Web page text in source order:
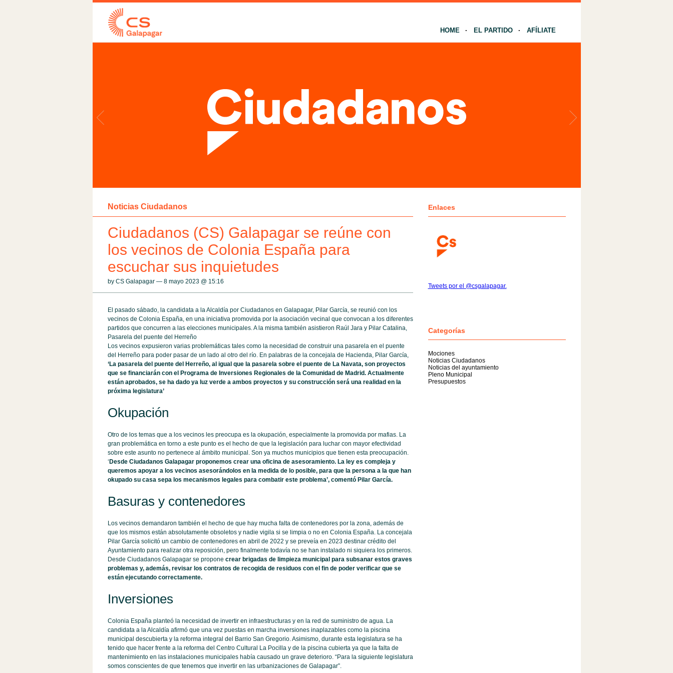
HOME EL PARTIDO AFÍLIATE
Noticias Ciudadanos
Ciudadanos (CS) Galapagar se reúne con
los vecinos de Colonia España para
escuchar sus inquietudes
by CS Galapagar — 8 mayo 2023 @ 15:16
El pasado sábado, la candidata a la Alcaldía por Ciudadanos en Galapagar, Pilar García, se reunió con los
vecinos de Colonia España, en una iniciativa promovida por la asociación vecinal que convocan a los diferentes
partidos que concurren a las elecciones municipales. A la misma también asistieron Raúl Jara y Pilar Catalina,
Pasarela del puente del Herreño
Los vecinos expusieron varias problemáticas tales como la necesidad de construir una pasarela en el puente
del Herreño para poder pasar de un lado al otro del río. En palabras de la concejala de Hacienda, Pilar García,
‘La pasarela del puente del Herreño, al igual que la pasarela sobre el puente de La Navata, son proyectos
que se financiarán con el Programa de Inversiones Regionales de la Comunidad de Madrid. Actualmente
están aprobados, se ha dado ya luz verde a ambos proyectos y su construcción será una realidad en la
próxima legislatura’
Okupación
Otro de los temas que a los vecinos les preocupa es la okupación, especialmente la promovida por mafias. La
gran problemática en torno a este punto es el hecho de que la legislación para luchar con mayor efectividad
sobre este asunto no pertenece al ámbito municipal. Son ya muchos municipios que tienen esta preocupación.
‘ Desde Ciudadanos Galapagar proponemos crear una oficina de asesoramiento. La ley es compleja y
queremos apoyar a los vecinos asesorándolos en la medida de lo posible, para que la persona a la que han
okupado su casa sepa los mecanismos legales para combatir este problema’, comentó Pilar García.
Basuras y contenedores
Los vecinos demandaron también el hecho de que hay mucha falta de contenedores por la zona, además de
que los mismos están absolutamente obsoletos y nadie vigila si se limpia o no en Colonia España. La concejala
Pilar García solicitó un cambio de contenedores en abril de 2022 y se preveía en 2023 destinar crédito del
Ayuntamiento para realizar otra reposición, pero finalmente todavía no se han instalado ni siquiera los primeros.
Desde Ciudadanos Galapagar se propone crear brigadas de limpieza municipal para subsanar estos graves
problemas y, además, revisar los contratos de recogida de residuos con el fin de poder verificar que se
están ejecutando correctamente.
Inversiones
Colonia España planteó la necesidad de invertir en infraestructuras y en la red de suministro de agua. La
candidata a la Alcaldía afirmó que una vez puestas en marcha inversiones inaplazables como la piscina
municipal descubierta y la reforma integral del Barrio San Gregorio. Asimismo, durante esta legislatura se ha
tenido que hacer frente a la reforma del Centro Cultural La Pocilla y de la piscina cubierta ya que la falta de
mantenimiento en las instalaciones municipales había causado un grave deterioro. “Para la siguiente legislatura
somos conscientes de que tenemos que invertir en las urbanizaciones de Galapagar”.
Enlaces
Tweets por el @csgalapagar.
Categorías
Mociones
Noticias Ciudadanos
Noticias del ayuntamiento
Pleno Municipal
Presupuestos